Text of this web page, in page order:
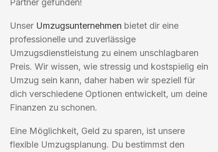
Partner gefunden!
Unser Umzugsunternehmen bietet dir eine
professionelle und zuverlässige
Umzugsdienstleistung zu einem unschlagbaren
Preis. Wir wissen, wie stressig und kostspielig ein
Umzug sein kann, daher haben wir speziell für
dich verschiedene Optionen entwickelt, um deine
Finanzen zu schonen.
Eine Möglichkeit, Geld zu sparen, ist unsere
flexible Umzugsplanung. Du bestimmst den